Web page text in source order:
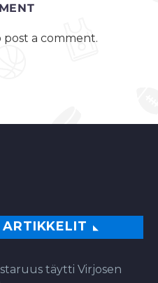
post a comment.
täytti Virjosen